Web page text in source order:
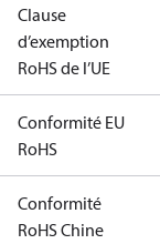
Clause
d’exemption
RoHS de l’UE
Conformité EU
RoHS
Conformité
RoHS Chine